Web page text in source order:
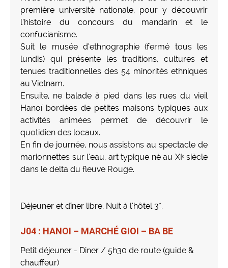
première université nationale, pour y découvrir
l’histoire du concours du mandarin et le
confucianisme.
Suit le musée d’ethnographie (fermé tous les
lundis) qui présente les traditions, cultures et
tenues traditionnelles des 54 minorités ethniques
au Vietnam.
Ensuite, ne balade à pied dans les rues du vieil
Hanoï bordées de petites maisons typiques aux
activités animées permet de découvrir le
quotidien des locaux.
En fin de journée, nous assistons au spectacle de
marionnettes sur l’eau, art typique né au XIᵉ siècle
dans le delta du fleuve Rouge.
Déjeuner et dîner libre, Nuit à l’hôtel 3*.
J04 : HANOI – MARCHÉ GIOI – BA BE
Petit déjeuner - Diner / 5h30 de route (guide &
chauffeur)